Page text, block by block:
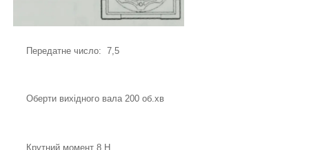
Передатне число: 7,5
Оберти вихідного вала 200 об.хв
Крутний момент 8 Н